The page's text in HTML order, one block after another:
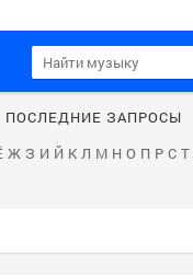
ПОСЛЕДНИЕ ЗАПРОСЫ
Ж З И Й К Л М Н О П Р С Т